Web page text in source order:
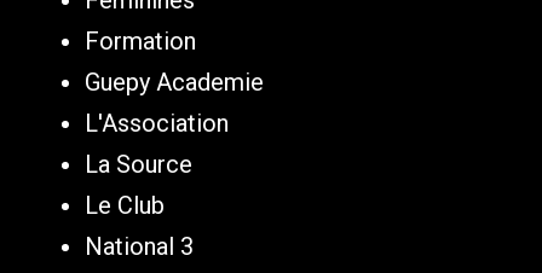
Formation
Guepy Academie
L'Association
La Source
Le Club
National 3